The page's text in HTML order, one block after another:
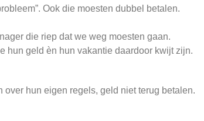
Ook die moesten dubbel betalen.
die riep dat we weg moesten gaan.
hun geld èn hun vakantie daardoor kwijt zijn.
hun eigen regels, geld niet terug betalen.